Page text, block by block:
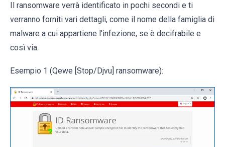
Il ransomware verrà identificato in pochi secondi e ti
verranno forniti vari dettagli, come il nome della famiglia di
malware a cui appartiene l'infezione, se è decifrabile e
così via.
Esempio 1 (Qewe [Stop/Djvu] ransomware):